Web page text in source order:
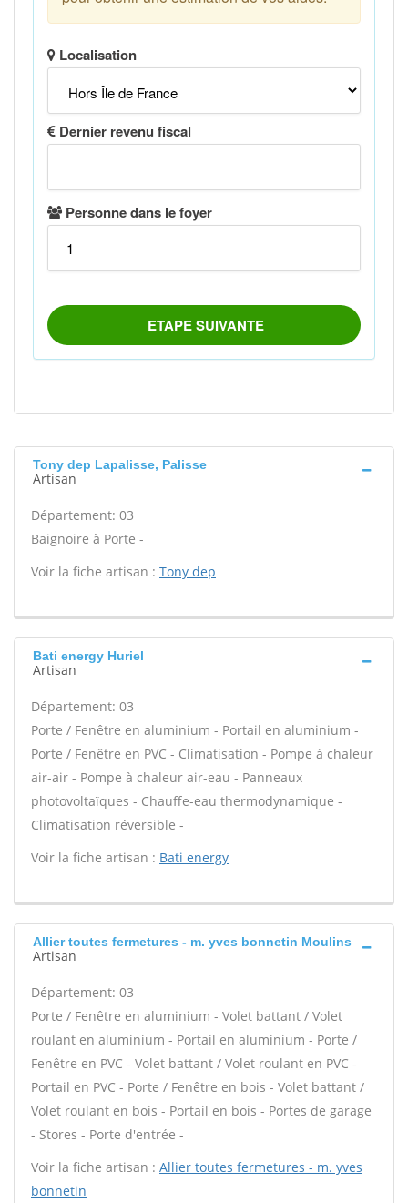
Tony dep Lapalisse, Palisse
Artisan
Département: 03
Baignoire à Porte -
Voir la fiche artisan : Tony dep
Bati energy Huriel
Artisan
Département: 03
Porte / Fenêtre en aluminium - Portail en aluminium -
Porte / Fenêtre en PVC - Climatisation - Pompe à chaleur
air-air - Pompe à chaleur air-eau - Panneaux
photovoltaïques - Chauffe-eau thermodynamique -
Climatisation réversible -
Voir la fiche artisan : Bati energy
Allier toutes fermetures - m. yves bonnetin Moulins
Artisan
Département: 03
Porte / Fenêtre en aluminium - Volet battant / Volet
roulant en aluminium - Portail en aluminium - Porte /
Fenêtre en PVC - Volet battant / Volet roulant en PVC -
Portail en PVC - Porte / Fenêtre en bois - Volet battant /
Volet roulant en bois - Portail en bois - Portes de garage
- Stores - Porte d'entrée -
Voir la fiche artisan : Allier toutes fermetures - m. yves
bonnetin